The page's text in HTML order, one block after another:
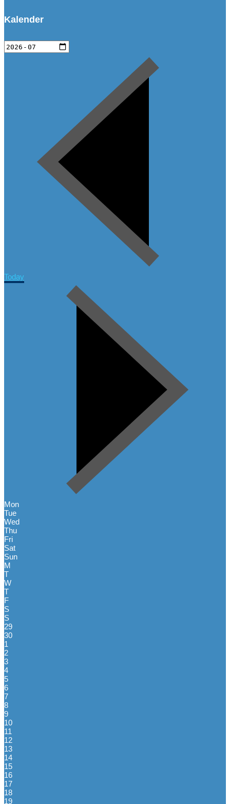
Kalender
Today
Mon
Tue
Wed
Thu
Fri
Sat
Sun
M
T
W
T
F
S
S
29
30
1
2
3
4
5
6
7
8
9
10
11
12
13
14
15
16
17
18
19